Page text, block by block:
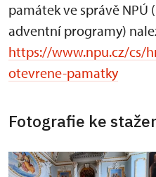
památek ve správě
adventní programy)
https://www.npu.cz/cs/
otevrene-pamatky
Fotografie ke